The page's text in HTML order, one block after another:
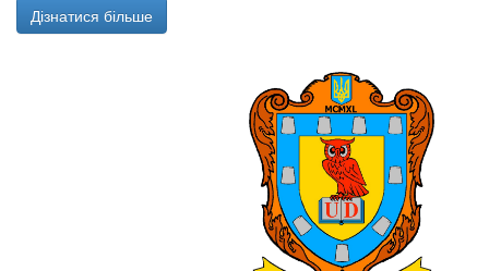
Дізнатися більше